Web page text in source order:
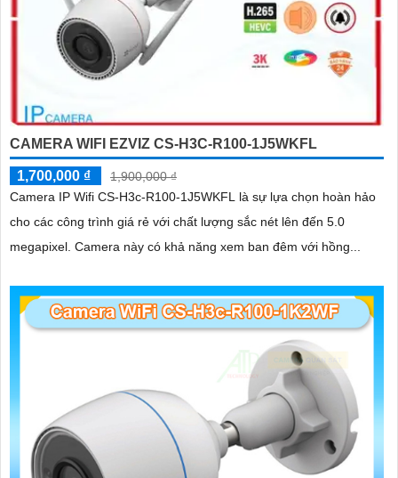
CAMERA WIFI EZVIZ CS-H3C-R100-1J5WKFL
1,700,000 ₫
1,900,000 ₫
Camera IP Wifi CS-H3c-R100-1J5WKFL là sự lựa chọn hoàn hảo
cho các công trình giá rẻ với chất lượng sắc nét lên đến 5.0
megapixel. Camera này có khả năng xem ban đêm với hồng...